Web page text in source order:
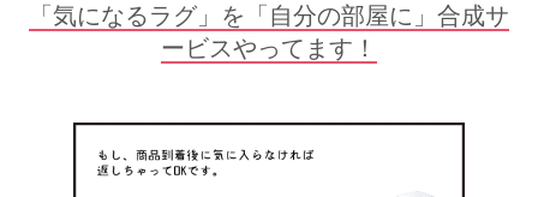
「気になるラグ」を「自分の部屋に」合成サ
ービスやってます！